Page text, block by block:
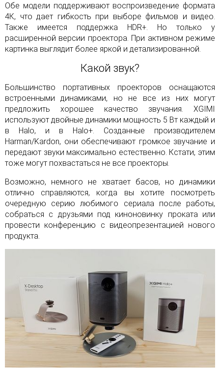
Обе модели поддерживают воспроизведение формата
4К, что дает гибкость при выборе фильмов и видео.
Также имеется поддержка HDR+. Но только у
расширенной версии проектора. При активном режиме
картинка выглядит более яркой и детализированной.
Какой звук?
Большинство портативных проекторов оснащаются
встроенными динамиками, но не все из них могут
предложить хорошее качество звучания. XGIMI
используют двойные динамики мощность 5 Вт каждый и
в Halo, и в Halo+. Созданные производителем
Harman/Kardon, они обеспечивают громкое звучание и
передают звуки максимально естественно. Кстати, этим
тоже могут похвастаться не все проекторы.
Возможно, немного не хватает басов, но динамики
отлично справляются, когда вы хотите посмотреть
очередную серию любимого сериала после работы,
собраться с друзьями под киноновинку проката или
провести конференцию с видеопрезентацией нового
продукта.